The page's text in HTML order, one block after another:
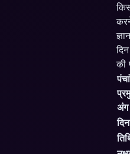
की
अंग
दिन